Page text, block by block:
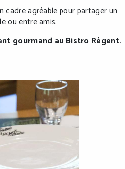
cadre agréable pour partager un
ou entre amis.
gourmand au Bistro Régent.